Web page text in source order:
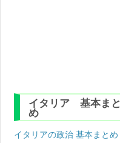
イタリア 基本まと
め
イタリアの政治 基本まとめ